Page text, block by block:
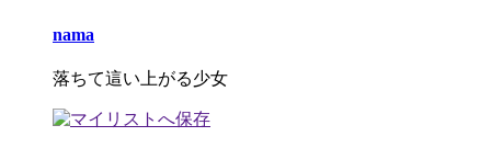
nama
落ちて這い上がる少女